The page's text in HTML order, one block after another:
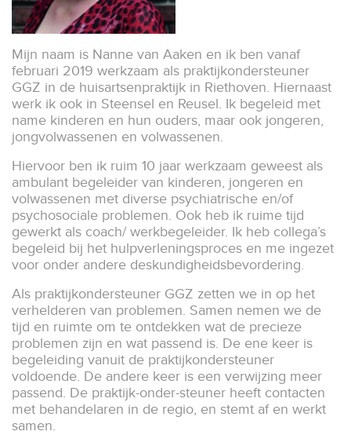
Mijn naam is Nanne van Aaken en ik ben vanaf
februari 2019 werkzaam als praktijkondersteuner
GGZ in de huisartsenpraktijk in Riethoven. Hiernaast
werk ik ook in Steensel en Reusel. Ik begeleid met
name kinderen en hun ouders, maar ook jongeren,
jongvolwassenen en volwassenen.
Hiervoor ben ik ruim 10 jaar werkzaam geweest als
ambulant begeleider van kinderen, jongeren en
volwassenen met diverse psychiatrische en/of
psychosociale problemen. Ook heb ik ruime tijd
gewerkt als coach/ werkbegeleider. Ik heb collega’s
begeleid bij het hulpverleningsproces en me ingezet
voor onder andere deskundigheidsbevordering.
Als praktijkondersteuner GGZ zetten we in op het
verhelderen van problemen. Samen nemen we de
tijd en ruimte om te ontdekken wat de precieze
problemen zijn en wat passend is. De ene keer is
begeleiding vanuit de praktijkondersteuner
voldoende. De andere keer is een verwijzing meer
passend. De praktijk-onder-steuner heeft contacten
met behandelaren in de regio, en stemt af en werkt
samen.